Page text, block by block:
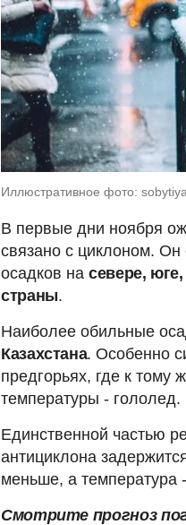
Иллюстративное фото:
В первые дни ноября
связано с циклоном.
осадков на севере,
страны.
Наиболее обильные
Казахстана. Особенно
предгорьях, где к тому
температуры - гололед.
Единственной частью
антициклона
меньше, а температура
Смотрите прогноз